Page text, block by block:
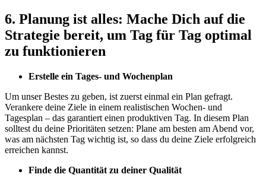
6. Planung ist alles: Mache Dich auf die
Strategie bereit, um Tag für Tag optimal
zu funktionieren
Erstelle ein Tages- und Wochenplan
Um unser Bestes zu geben, ist zuerst einmal ein Plan gefragt.
Verankere deine Ziele in einem realistischen Wochen- und
Tagesplan – das garantiert einen produktiven Tag. In diesem Plan
solltest du deine Prioritäten setzen: Plane am besten am Abend vor,
was am nächsten Tag wichtig ist, so dass du deine Ziele erfolgreich
erreichen kannst.
Finde die Quantität zu deiner Qualität